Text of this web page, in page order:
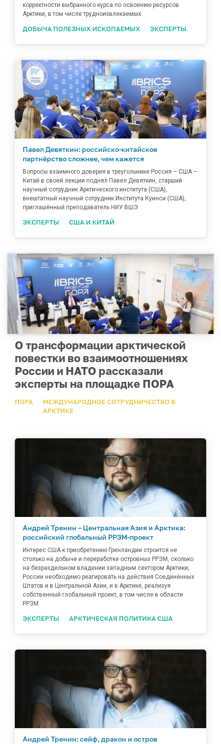
корректности выбранного курса по освоению ресурсов
Арктики, в том числе трудноизвлекаемых
ДОБЫЧА ПОЛЕЗНЫХ ИСКОПАЕМЫХ ЭКСПЕРТЫ
Павел Девяткин: российско-китайское
партнёрство сложнее, чем кажется
Вопросы взаимного доверия в треугольнике Россия – США –
Китай в своей лекции поднял Павел Девяткин, старший
научный сотрудник Арктического института (США),
внештатный научный сотрудник Института Куинси (США),
приглашённый преподаватель НИУ ВШЭ
ЭКСПЕРТЫ США И КИТАЙ
О трансформации арктической
повестки во взаимоотношениях
России и НАТО рассказали
эксперты на площадке ПОРА
ПОРА
МЕЖДУНАРОДНОЕ СОТРУДНИЧЕСТВО В
АРКТИКЕ
Андрей Тренин – Центральная Азия и Арктика:
российский глобальный РРЗМ-проект
Интерес США к приобретению Гренландии строится не
столько на добыче и переработке островных РРЗМ, сколько
на безраздельном владении западным сектором Арктики;
России необходимо реагировать на действия Соединённых
Штатов и в Центральной Азии, и в Арктике, реализуя
собственный глобальный проект, в том числе в области
РРЗМ
ЭКСПЕРТЫ АРКТИЧЕСКАЯ ПОЛИТИКА США
Андрей Тренин: сейф, дракон и остров